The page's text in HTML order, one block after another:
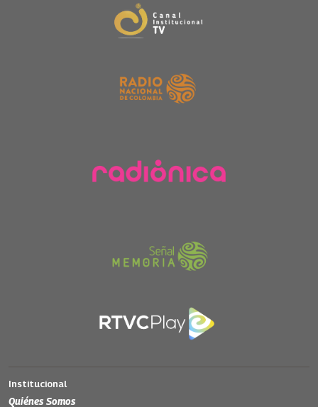
Institucional
Quiénes Somos